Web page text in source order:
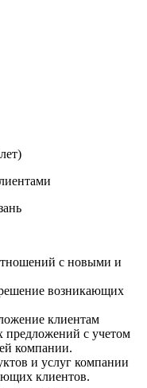
с новыми и
возникающих
клиентам
предложений с учетом
компании.
и услуг компании
клиентов.